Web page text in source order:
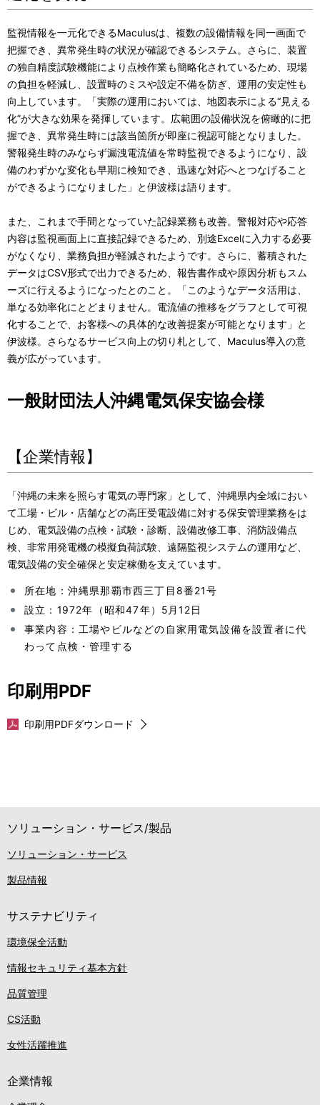
監視情報を一元化できるMaculusは、複数の設備情報を同一画面で
把握でき、異常発生時の状況が確認できるシステム。さらに、装置
の独自精度試験機能により点検作業も簡略化されているため、現場
の負担を軽減し、設置時のミスや設定不備を防ぎ、運用の安定性も
向上しています。「実際の運用においては、地図表示による“見える
化”が大きな効果を発揮しています。広範囲の設備状況を俯瞰的に把
握でき、異常発生時には該当箇所が即座に視認可能となりました。
警報発生時のみならず漏洩電流値を常時監視できるようになり、設
備のわずかな変化も早期に検知でき、迅速な対応へとつなげること
ができるようになりました」と伊波様は語ります。
また、これまで手間となっていた記録業務も改善。警報対応や応答
内容は監視画面上に直接記録できるため、別途Excelに入力する必要
がなくなり、業務負担が軽減されたようです。さらに、蓄積された
データはCSV形式で出力できるため、報告書作成や原因分析もスム
ーズに行えるようになったとのこと。「このようなデータ活用は、
単なる効率化にとどまりません。電流値の推移をグラフとして可視
化することで、お客様への具体的な改善提案が可能となります」と
伊波様。さらなるサービス向上の切り札として、Maculus導入の意
義が広がっています。
一般財団法人沖縄電気保安協会様
【企業情報】
「沖縄の未来を照らす電気の専門家」として、沖縄県内全域におい
て工場・ビル・店舗などの高圧受電設備に対する保安管理業務をは
じめ、電気設備の点検・試験・診断、設備改修工事、消防設備点
検、非常用発電機の模擬負荷試験、遠隔監視システムの運用など、
電気設備の安全確保と安定稼働を支えています。
所在地：沖縄県那覇市西三丁目8番21号
設立：1972年（昭和47年）5月12日
事業内容：工場やビルなどの自家用電気設備を設置者に代
わって点検・管理する
印刷用PDF
印刷用PDFダウンロード
ソリューション・サービス/製品
ソリューション・サービス
製品情報
サステナビリティ
環境保全活動
情報セキュリティ基本方針
品質管理
CS活動
女性活躍推進
企業情報